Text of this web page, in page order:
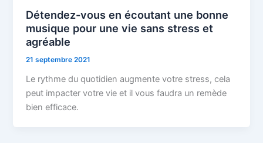
Détendez-vous en écoutant une bonne
musique pour une vie sans stress et
agréable
21 septembre 2021
Le rythme du quotidien augmente votre stress, cela
peut impacter votre vie et il vous faudra un remède
bien efficace.